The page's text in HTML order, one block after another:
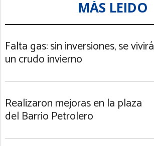
MÁS LEIDO
Falta gas: sin inversiones, se vivirá
un crudo invierno
Realizaron mejoras en la plaza
del Barrio Petrolero